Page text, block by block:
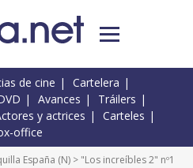
de cine
Cartelera
Avances
Tráilers
y actrices
Carteles
office
España (N) > "Los increíbles 2" nº1